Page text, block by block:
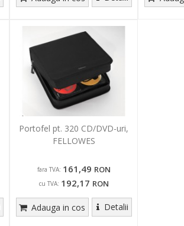
Portofel pt. 320 CD/DVD-uri,
FELLOWES
fara TVA: 161,49 RON
cu TVA: 192,17 RON
Adauga in cos Detalii